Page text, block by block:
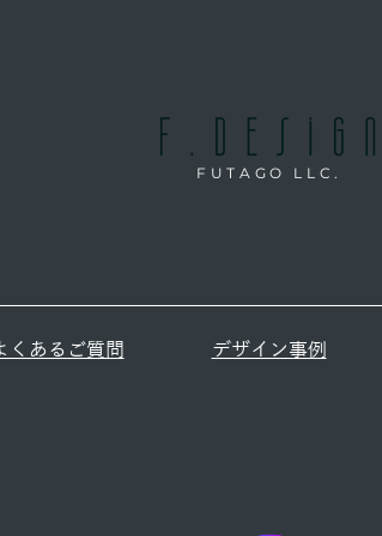
FUTAGO LLC.
くあるご質問 デザイン事例